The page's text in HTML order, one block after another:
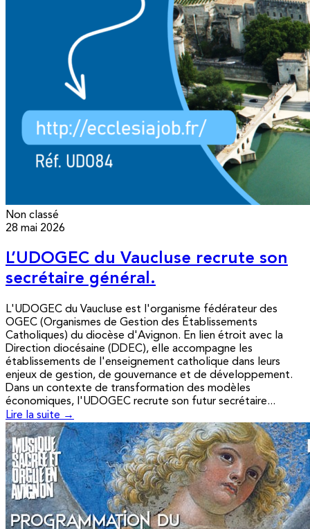
Non classé
28 mai 2026
L’UDOGEC du Vaucluse recrute son
secrétaire général.
L'UDOGEC du Vaucluse est l'organisme fédérateur des
OGEC (Organismes de Gestion des Établissements
Catholiques) du diocèse d'Avignon. En lien étroit avec la
Direction diocésaine (DDEC), elle accompagne les
établissements de l'enseignement catholique dans leurs
enjeux de gestion, de gouvernance et de développement.
Dans un contexte de transformation des modèles
économiques, l'UDOGEC recrute son futur secrétaire...
Lire la suite →